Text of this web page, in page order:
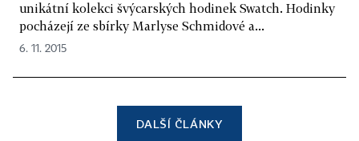
unikátní kolekci švýcarských hodinek Swatch. Hodinky
pocházejí ze sbírky Marlyse Schmidové a...
6. 11. 2015
DALŠÍ ČLÁNKY